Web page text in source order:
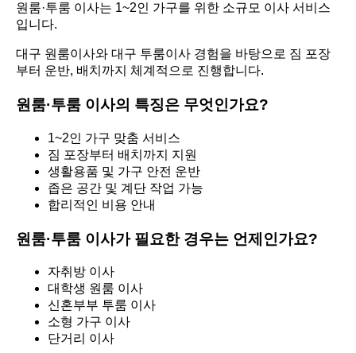
원룸·투룸 이사는 1~2인 가구를 위한 소규모 이사 서비스
입니다.
대구 원룸이사와 대구 투룸이사 경험을 바탕으로 짐 포장
부터 운반, 배치까지 체계적으로 진행합니다.
원룸·투룸 이사의 특징은 무엇인가요?
1~2인 가구 맞춤 서비스
짐 포장부터 배치까지 지원
생활용품 및 가구 안전 운반
좁은 공간 및 계단 작업 가능
합리적인 비용 안내
원룸·투룸 이사가 필요한 경우는 언제인가요?
자취방 이사
대학생 원룸 이사
신혼부부 투룸 이사
소형 가구 이사
단거리 이사